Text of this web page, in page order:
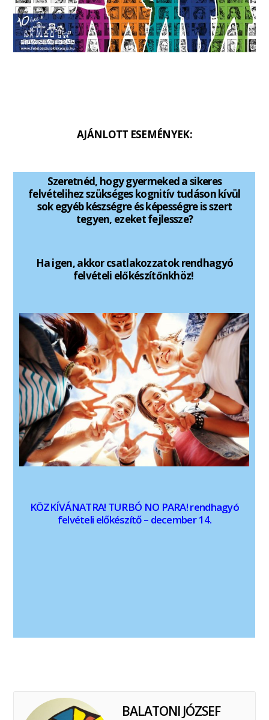
AJÁNLOTT ESEMÉNYEK:
Szeretnéd, hogy gyermeked a sikeres
felvételihez szükséges kognitív tudáson kívül
sok egyéb készségre és képességre is szert
tegyen, ezeket fejlessze?
Ha igen, akkor csatlakozzatok rendhagyó
felvételi előkészítőnkhöz!
KÖZKÍVÁNATRA! TURBÓ NO PARA! rendhagyó
felvételi előkészítő – december 14.
BALATONI JÓZSEF